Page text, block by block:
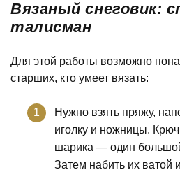
Вязаный снеговик:
талисман
Для этой работы возможно
старших, кто умеет вязать:
Нужно взять пряжу,
иголку и ножницы.
шарика — один
Затем набить их ватой